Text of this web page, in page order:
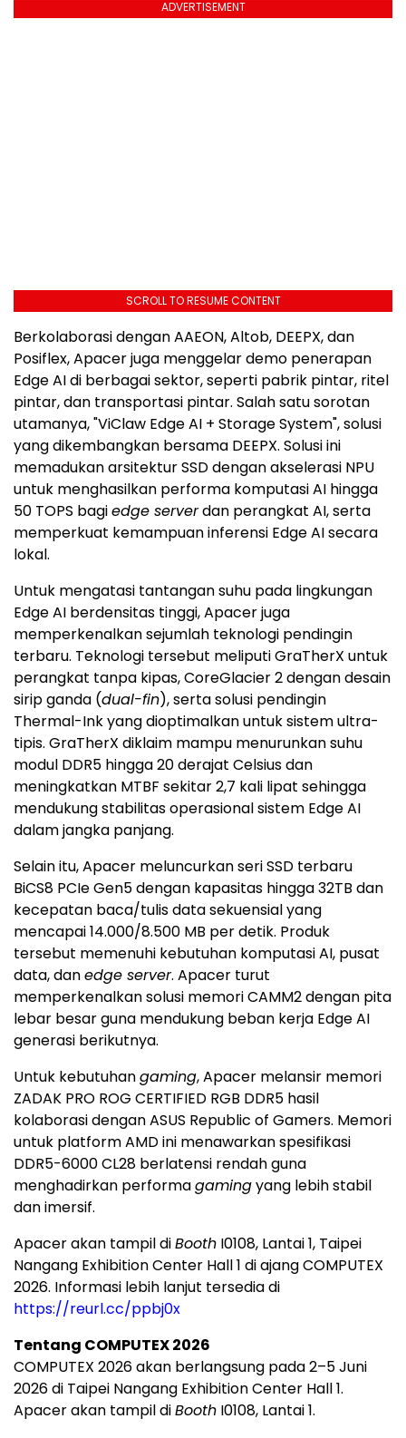
ADVERTISEMENT
SCROLL TO RESUME CONTENT
Berkolaborasi dengan AAEON, Altob, DEEPX, dan
Posiflex, Apacer juga menggelar demo penerapan
Edge AI di berbagai sektor, seperti pabrik pintar, ritel
pintar, dan transportasi pintar. Salah satu sorotan
utamanya, "ViClaw Edge AI + Storage System", solusi
yang dikembangkan bersama DEEPX. Solusi ini
memadukan arsitektur SSD dengan akselerasi NPU
untuk menghasilkan performa komputasi AI hingga
50 TOPS bagiedge serverdan perangkat AI, serta
memperkuat kemampuan inferensi Edge AI secara
lokal.
Untuk mengatasi tantangan suhu pada lingkungan
Edge AI berdensitas tinggi, Apacer juga
memperkenalkan sejumlah teknologi pendingin
terbaru. Teknologi tersebut meliputi GraTherX untuk
perangkat tanpa kipas, CoreGlacier 2 dengan desain
sirip ganda (dual-fin), serta solusi pendingin
Thermal-Ink yang dioptimalkan untuk sistem ultra-
tipis. GraTherX diklaim mampu menurunkan suhu
modul DDR5 hingga 20 derajat Celsius dan
meningkatkan MTBF sekitar 2,7 kali lipat sehingga
mendukung stabilitas operasional sistem Edge AI
dalam jangka panjang.
Selain itu, Apacer meluncurkan seri SSD terbaru
BiCS8 PCIe Gen5 dengan kapasitas hingga 32TB dan
kecepatan baca/tulis data sekuensial yang
mencapai 14.000/8.500 MB per detik. Produk
tersebut memenuhi kebutuhan komputasi AI, pusat
data, danedge server. Apacer turut
memperkenalkan solusi memori CAMM2 dengan pita
lebar besar guna mendukung beban kerja Edge AI
generasi berikutnya.
Untuk kebutuhangaming, Apacer melansir memori
ZADAK PRO ROG CERTIFIED RGB DDR5 hasil
kolaborasi dengan ASUS Republic of Gamers. Memori
untuk platform AMD ini menawarkan spesifikasi
DDR5-6000 CL28 berlatensi rendah guna
menghadirkan performagamingyang lebih stabil
dan imersif.
Apacer akan tampil diBooth I0108, Lantai 1, Taipei
Nangang Exhibition Center Hall 1 di ajang COMPUTEX
2026. Informasi lebih lanjut tersedia di
https://reurl.cc/ppbj0x
Tentang COMPUTEX 2026
COMPUTEX 2026 akan berlangsung pada 2–5 Juni
2026 di Taipei Nangang Exhibition Center Hall 1.
Apacer akan tampil diBooth I0108, Lantai 1.